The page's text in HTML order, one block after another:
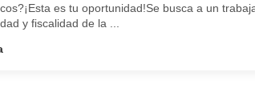
es tu oportunidad!Se busca a un
y fiscalidad de la ...